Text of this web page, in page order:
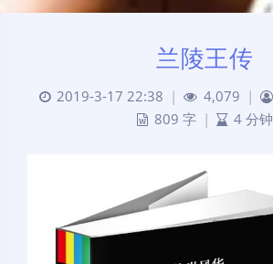
兰陵王传
2019-3-17 22:38 | 4,079 |
809 字 | 4 分钟